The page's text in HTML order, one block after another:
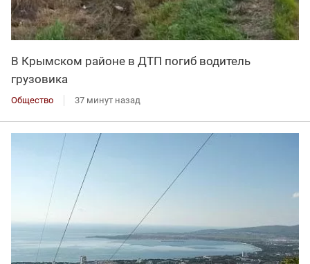
В Крымском районе в ДТП погиб водитель
грузовика
Общество 37 минут назад